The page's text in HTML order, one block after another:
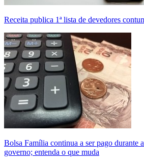
Receita publica 1ª lista de devedores
Bolsa Família continua a ser pago durante
governo; entenda o que muda